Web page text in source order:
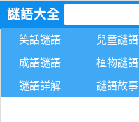
謎語大全
笑話謎語 兒童謎語
成語謎語
植物謎語
謎語詳解
謎語故事